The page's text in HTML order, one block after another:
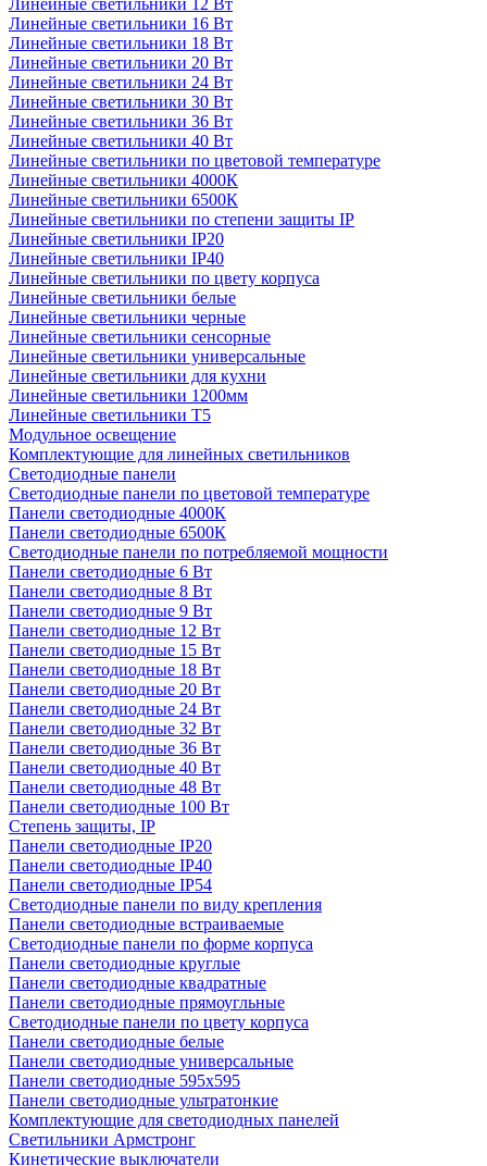
Линейные светильники 12 Вт
Линейные светильники 16 Вт
Линейные светильники 18 Вт
Линейные светильники 20 Вт
Линейные светильники 24 Вт
Линейные светильники 30 Вт
Линейные светильники 36 Вт
Линейные светильники 40 Вт
Линейные светильники по цветовой температуре
Линейные светильники 4000К
Линейные светильники 6500К
Линейные светильники по степени защиты IP
Линейные светильники IP20
Линейные светильники IP40
Линейные светильники по цвету корпуса
Линейные светильники белые
Линейные светильники черные
Линейные светильники сенсорные
Линейные светильники универсальные
Линейные светильники для кухни
Линейные светильники 1200мм
Линейные светильники Т5
Модульное освещение
Комплектующие для линейных светильников
Светодиодные панели
Светодиодные панели по цветовой температуре
Панели светодиодные 4000К
Панели светодиодные 6500К
Светодиодные панели по потребляемой мощности
Панели светодиодные 6 Вт
Панели светодиодные 8 Вт
Панели светодиодные 9 Вт
Панели светодиодные 12 Вт
Панели светодиодные 15 Вт
Панели светодиодные 18 Вт
Панели светодиодные 20 Вт
Панели светодиодные 24 Вт
Панели светодиодные 32 Вт
Панели светодиодные 36 Вт
Панели светодиодные 40 Вт
Панели светодиодные 48 Вт
Панели светодиодные 100 Вт
Степень защиты, IP
Панели светодиодные IP20
Панели светодиодные IP40
Панели светодиодные IP54
Светодиодные панели по виду крепления
Панели светодиодные встраиваемые
Светодиодные панели по форме корпуса
Панели светодиодные круглые
Панели светодиодные квадратные
Панели светодиодные прямоугльные
Светодиодные панели по цвету корпуса
Панели светодиодные белые
Панели светодиодные универсальные
Панели светодиодные 595х595
Панели светодиодные ультратонкие
Комплектующие для светодиодных панелей
Светильники Армстронг
Кинетические выключатели